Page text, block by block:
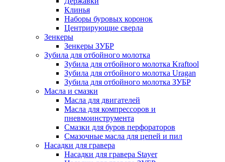
Клинья
Наборы буровых коронок
Центрирующие сверла
Зенкеры
Зенкеры ЗУБР
Зубила для отбойного молотка
Зубила для отбойного молотка Kraftool
Зубила для отбойного молотка Uragan
Зубила для отбойного молотка ЗУБР
Масла и смазки
Масла для двигателей
Масла для компрессоров и
пневмоинструмента
Смазки для буров перфораторов
Смазочные масла для цепей и пил
Насадки для гравера
Насадки для гравера Stayer